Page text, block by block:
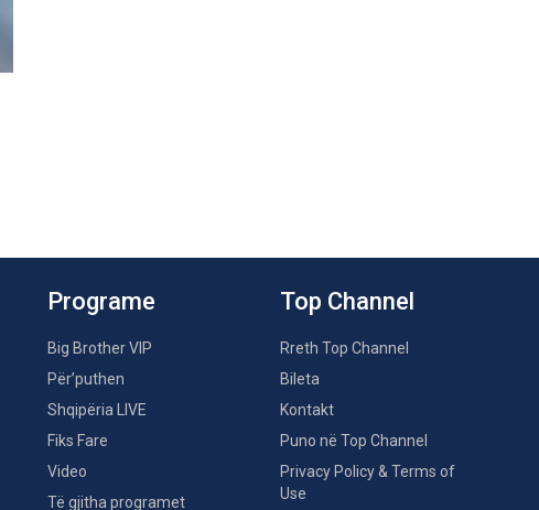
Programe
Big Brother VIP
Për’puthen
Shqipëria LIVE
Fiks Fare
Video
Të gjitha programet
Top Channel
Rreth Top Channel
Bileta
Kontakt
Puno në Top Channel
Privacy Policy & Terms of
Use